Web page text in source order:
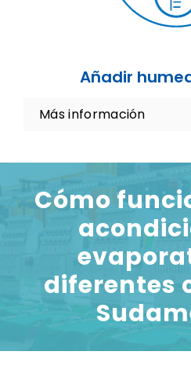
Añadir
Más información
Cómo
diferentes